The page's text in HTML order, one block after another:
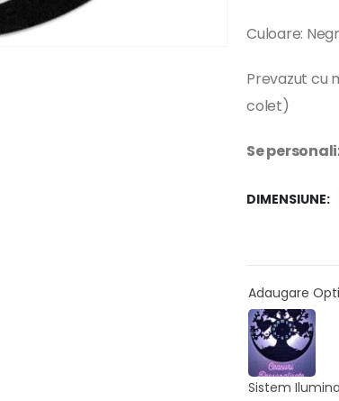
Culoare:
Prevazut cu
colet)
Se
DIMENSIUNE
Adaugare
Sistem